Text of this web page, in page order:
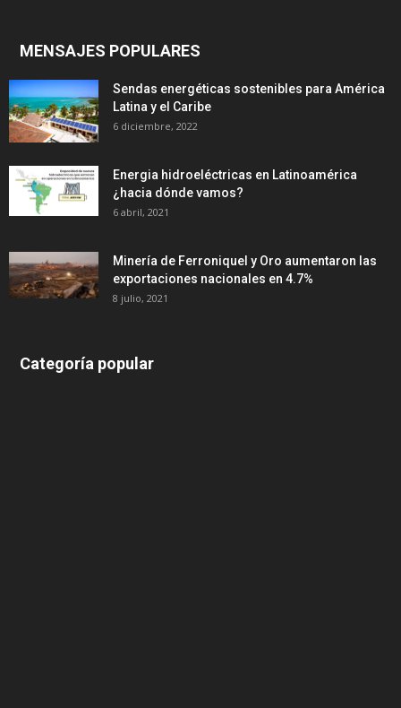
MENSAJES POPULARES
Sendas energéticas sostenibles para América
Latina y el Caribe
6 diciembre, 2022
Energia hidroeléctricas en Latinoamérica
¿hacia dónde vamos?
6 abril, 2021
Minería de Ferroniquel y Oro aumentaron las
exportaciones nacionales en 4.7%
8 julio, 2021
Categoría popular